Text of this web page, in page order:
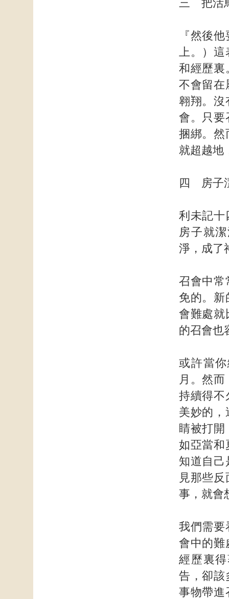
三 把活
『然後
上。）這
和經歷裏
不會留在
翱翔。沒
會。只要
捆綁。然
就超越地
四 房子
利未記十
房子就
淨，成了
召會中常
免的。新
會難處就
的召會也
或許當
月。然
持續得不
美妙的，
睛被打
如亞當和
知道自己
見那些
事，就會
我們需要
會中的難
經歷裏
告，卻該
事物帶進